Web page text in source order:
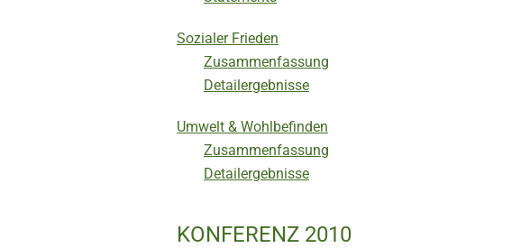
Sozialer Frieden
Zusammenfassung
Detailergebnisse
Umwelt & Wohlbefinden
Zusammenfassung
Detailergebnisse
KONFERENZ 2010